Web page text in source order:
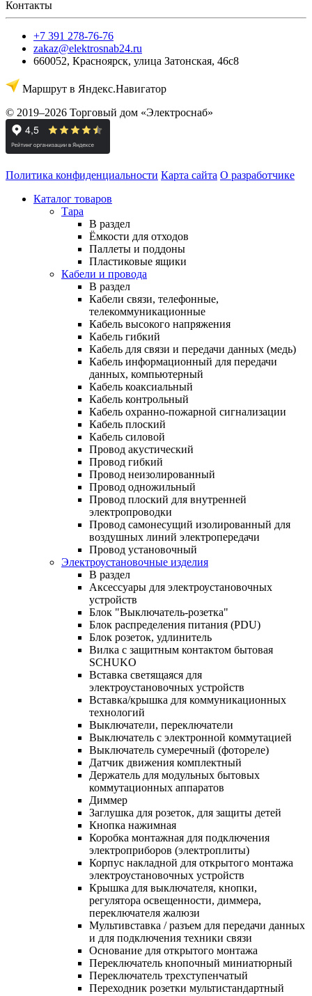
Контакты
+7 391 278-76-76
zakaz@elektrosnab24.ru
660052, Красноярск, улица Затонская, 46с8
Маршрут в Яндекс.Навигатор
© 2019–2026 Торговый дом «Электроснаб»
Политика конфиденциальности Карта сайта О разработчике
Каталог товаров
Тара
В раздел
Ёмкости для отходов
Паллеты и поддоны
Пластиковые ящики
Кабели и провода
В раздел
Кабели связи, телефонные,
телекоммуникационные
Кабель высокого напряжения
Кабель гибкий
Кабель для связи и передачи данных (медь)
Кабель информационный для передачи
данных, компьютерный
Кабель коаксиальный
Кабель контрольный
Кабель охранно-пожарной сигнализации
Кабель плоский
Кабель силовой
Провод акустический
Провод гибкий
Провод неизолированный
Провод одножильный
Провод плоский для внутренней
электропроводки
Провод самонесущий изолированный для
воздушных линий электропередачи
Провод установочный
Электроустановочные изделия
В раздел
Аксессуары для электроустановочных
устройств
Блок "Выключатель-розетка"
Блок распределения питания (PDU)
Блок розеток, удлинитель
Вилка с защитным контактом бытовая
SCHUKO
Вставка светящаяся для
электроустановочных устройств
Вставка/крышка для коммуникационных
технологий
Выключатели, переключатели
Выключатель с электронной коммутацией
Выключатель сумеречный (фотореле)
Датчик движения комплектный
Держатель для модульных бытовых
коммутационных аппаратов
Диммер
Заглушка для розеток, для защиты детей
Кнопка нажимная
Коробка монтажная для подключения
электроприборов (электроплиты)
Корпус накладной для открытого монтажа
электроустановочных устройств
Крышка для выключателя, кнопки,
регулятора освещенности, диммера,
переключателя жалюзи
Мультивставка / разъем для передачи данных
и для подключения техники связи
Основание для открытого монтажа
Переключатель кнопочный миниатюрный
Переключатель трехступенчатый
Переходник розетки мультистандартный